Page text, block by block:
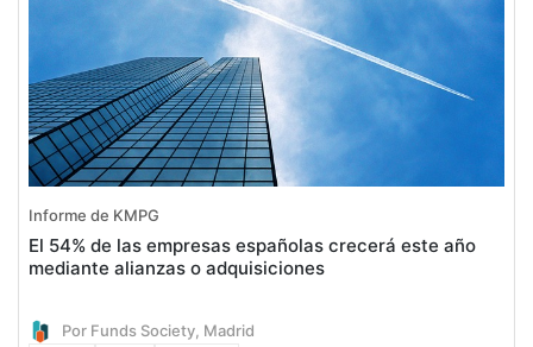
Informe de KMPG
El 54% de las empresas españolas crecerá este año
mediante alianzas o adquisiciones
Por Funds Society, Madrid